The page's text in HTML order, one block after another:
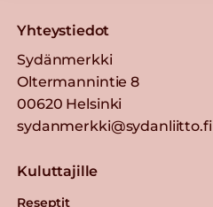
Yhteystiedot
Sydänmerkki
Oltermannintie 8
00620 Helsinki
sydanmerkki@sydanliitto.fi
Kuluttajille
Reseptit